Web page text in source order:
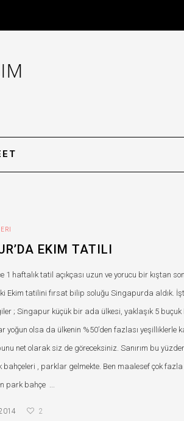
EKIM TATILI
1 haftalık tatil açıkçası uzun ve yorucu bir kıştan
Ekim tatilini fırsat bilip soluğu Singapurda aldık.
; Singapur küçük bir ada ülkesi, yaklaşık 5
yoğun olsa da ülkenin %50’den fazlası yeşilliklerle
net olarak siz de göreceksiniz. Sanırım bu
bahçeleri , parklar gelmekte. Ben maalesef çok
park bahçe ...
2